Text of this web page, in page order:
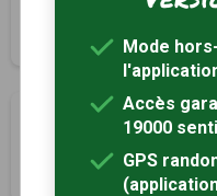
Mesnil-Raoul, Seine-
6.5 km
Sentier de la vallée
11 km Tracé
Mode
Accès
19000
GPS